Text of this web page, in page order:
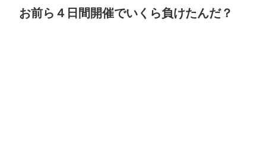
お前ら４日間開催でいくら負けたんだ？